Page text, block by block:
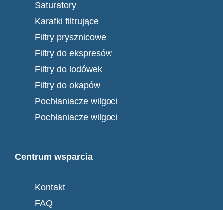
Saturatory
Karafki filtrujące
Filtry prysznicowe
Filtry do ekspresów
Filtry do lodówek
Filtry do okapów
Pochłaniacze wilgoci
Pochłaniacze wilgoci
Centrum wsparcia
Kontakt
FAQ